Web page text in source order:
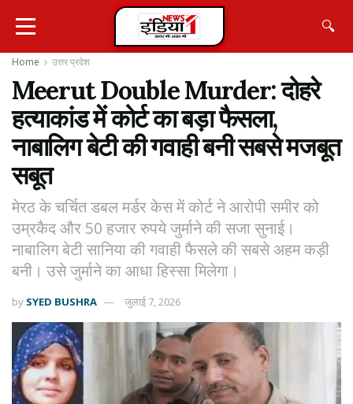
🔍
Home उत्तर प्रदेश
Meerut Double Murder: दोहरे
हत्याकांड में कोर्ट का बड़ा फैसला,
नाबालिग बेटी की गवाही बनी सबसे मजबूत
सबूत
मेरठ के चर्चित डबल मर्डर केस में कोर्ट ने आरोपी समीर को
उम्रकैद और 50 हजार रुपये जुर्माने की सजा सुनाई।
नाबालिग बेटी सानिया की गवाही फैसले की सबसे अहम कड़ी
बनी। उसे जुर्माने का आधा हिस्सा मिलेगा।
by SYED BUSHRA जुलाई 7, 2026